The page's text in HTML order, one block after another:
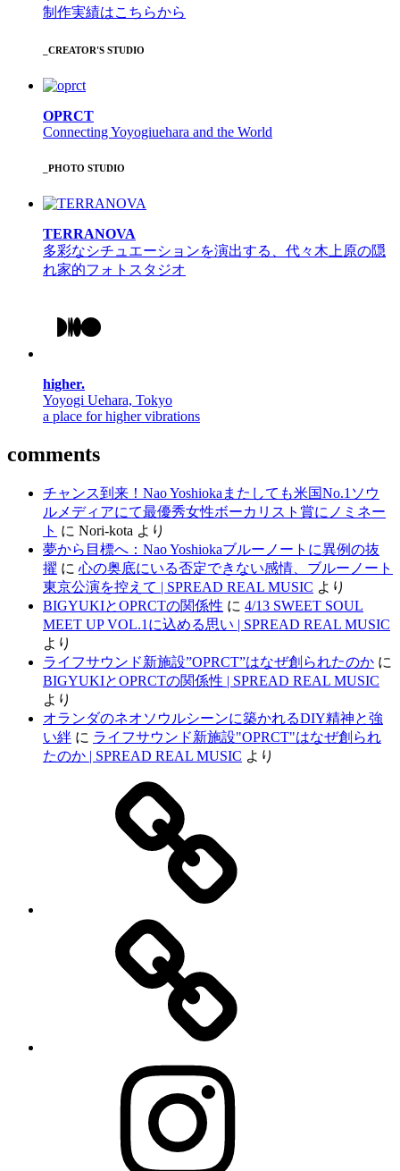
制作実績はこちらから
_CREATOR'S STUDIO
OPRCT
Connecting Yoyogiuehara and the World
_PHOTO STUDIO
TERRANOVA
多彩なシチュエーションを演出する、代々木上原の隠
れ家的フォトスタジオ
higher.
Yoyogi Uehara, Tokyo
a place for higher vibrations
comments
チャンス到来！Nao Yoshiokaまたしても米国No.1ソウ
ルメディアにて最優秀女性ボーカリスト賞にノミネー
ト に Nori-kota より
夢から目標へ：Nao Yoshiokaブルーノートに異例の抜
擢 に 心の奥底にいる否定できない感情、ブルーノート
東京公演を控えて | SPREAD REAL MUSIC より
BIGYUKIとOPRCTの関係性 に 4/13 SWEET SOUL
MEET UP VOL.1に込める思い | SPREAD REAL MUSIC
より
ライフサウンド新施設”OPRCT”はなぜ創られたのか に
BIGYUKIとOPRCTの関係性 | SPREAD REAL MUSIC
より
オランダのネオソウルシーンに築かれるDIY精神と強
い絆 に ライフサウンド新施設"OPRCT"はなぜ創られ
たのか | SPREAD REAL MUSIC より